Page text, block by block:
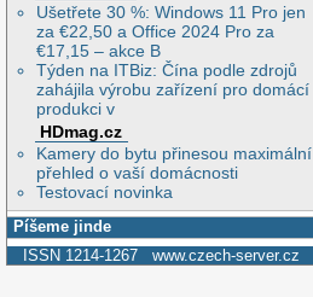
Ušetřete 30 %: Windows 11 Pro jen
za €22,50 a Office 2024 Pro za
€17,15 – akce B
Týden na ITBiz: Čína podle zdrojů
zahájila výrobu zařízení pro domácí
produkci v
HDmag.cz
Kamery do bytu přinesou maximální
přehled o vaší domácnosti
Testovací novinka
Píšeme jinde
ISSN 1214-1267 www.czech-server.cz